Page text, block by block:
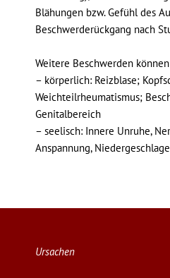
Blähungen bzw. Gefühl des
Beschwerderückgang nach
Weitere Beschwerden
– körperlich: Reizblase;
Weichteilrheumatismus;
Genitalbereich
– seelisch: Innere Unruhe,
Anspannung,
Ursachen